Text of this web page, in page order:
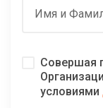
Имя и
Совершая
условиями